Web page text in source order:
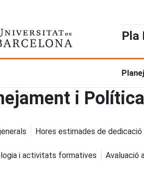
Pla
i
Hores estimades de dedicació
i activitats formatives Avaluació